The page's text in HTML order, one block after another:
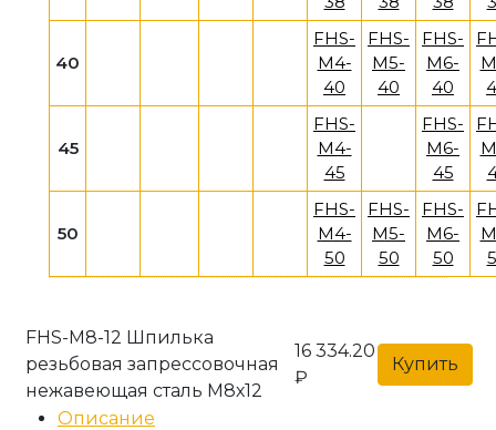
40
FHS-
M4-
40
FHS-
M5-
40
FHS-
M6-
40
45
FHS-
M4-
45
FHS-
M6-
45
50
FHS-
M4-
50
FHS-
M5-
50
FHS-
M6-
50
FHS-M8-12 Шпилька
резьбовая запрессовочная
нежавеющая сталь М8х12
16 334.20
₽
Купить
Описание